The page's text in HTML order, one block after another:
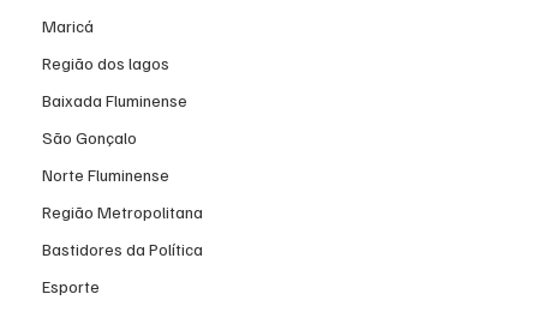
Maricá
Região dos lagos
Baixada Fluminense
São Gonçalo
Norte Fluminense
Região Metropolitana
Bastidores da Política
Esporte